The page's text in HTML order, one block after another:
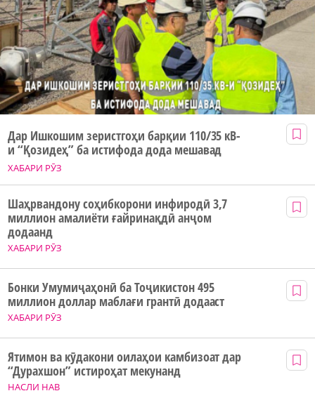
ХАБАРИ РӮЗ
Дар Ишкошим зеристгоҳи барқии 110/35 кВ-
и “Қозидеҳ” ба истифода дода мешавад
ХАБАРИ РӮЗ
Шаҳрвандону соҳибкорони инфиродӣ 3,7
миллион амалиёти ғайринақдӣ анҷом
додаанд
ХАБАРИ РӮЗ
Бонки Умумиҷаҳонӣ ба Тоҷикистон 495
миллион доллар маблағи грантӣ додааст
НАСЛИ НАВ
Ятимон ва кӯдакони оилаҳои камбизоат дар
“Дурахшон” истироҳат мекунанд